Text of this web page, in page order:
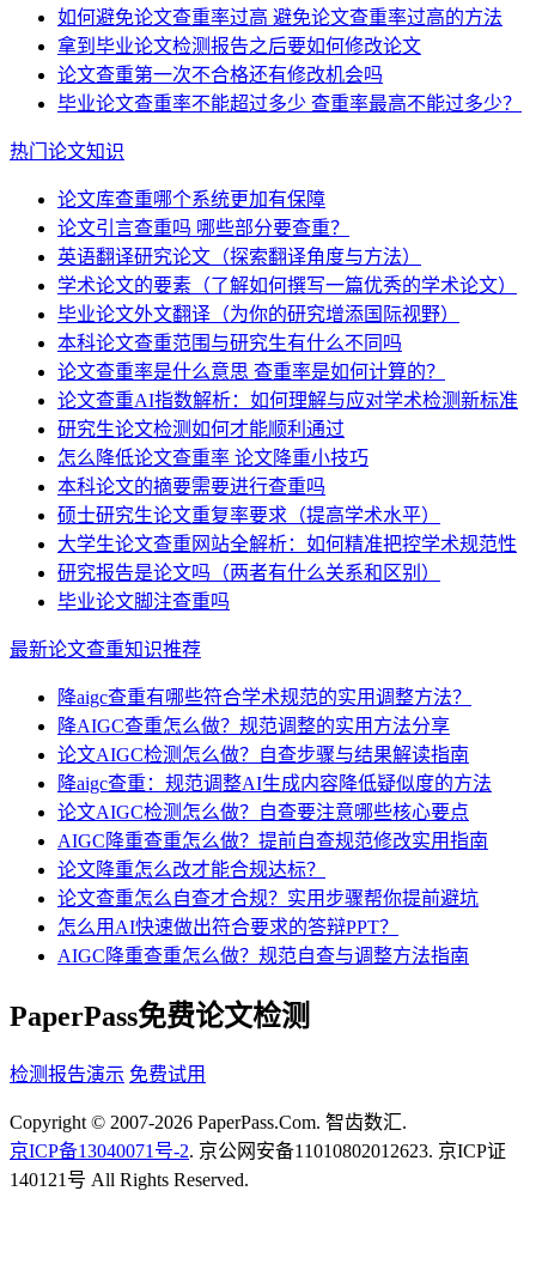
如何避免论文查重率过高 避免论文查重率过高的方法
拿到毕业论文检测报告之后要如何修改论文
论文查重第一次不合格还有修改机会吗
毕业论文查重率不能超过多少 查重率最高不能过多少？
热门论文知识
论文库查重哪个系统更加有保障
论文引言查重吗 哪些部分要查重？
英语翻译研究论文（探索翻译角度与方法）
学术论文的要素（了解如何撰写一篇优秀的学术论文）
毕业论文外文翻译（为你的研究增添国际视野）
本科论文查重范围与研究生有什么不同吗
论文查重率是什么意思 查重率是如何计算的？
论文查重AI指数解析：如何理解与应对学术检测新标准
研究生论文检测如何才能顺利通过
怎么降低论文查重率 论文降重小技巧
本科论文的摘要需要进行查重吗
硕士研究生论文重复率要求（提高学术水平）
大学生论文查重网站全解析：如何精准把控学术规范性
研究报告是论文吗（两者有什么关系和区别）
毕业论文脚注查重吗
最新论文查重知识推荐
降aigc查重有哪些符合学术规范的实用调整方法？
降AIGC查重怎么做？规范调整的实用方法分享
论文AIGC检测怎么做？自查步骤与结果解读指南
降aigc查重：规范调整AI生成内容降低疑似度的方法
论文AIGC检测怎么做？自查要注意哪些核心要点
AIGC降重查重怎么做？提前自查规范修改实用指南
论文降重怎么改才能合规达标？
论文查重怎么自查才合规？实用步骤帮你提前避坑
怎么用AI快速做出符合要求的答辩PPT？
AIGC降重查重怎么做？规范自查与调整方法指南
PaperPass免费论文检测
检测报告演示 免费试用
Copyright © 2007-2026 PaperPass.Com. 智齿数汇.
京ICP备13040071号-2. 京公网安备11010802012623. 京ICP证
140121号 All Rights Reserved.